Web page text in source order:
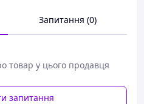
Запитання (0)
товар у цього продавця
запитання